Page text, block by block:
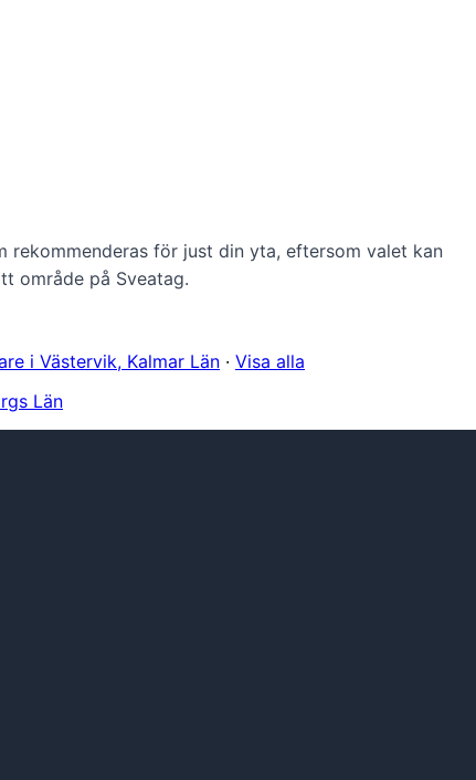
för just din yta, eftersom valet kan
område på Sveatag.
i Västervik, Kalmar Län · Visa alla
Län